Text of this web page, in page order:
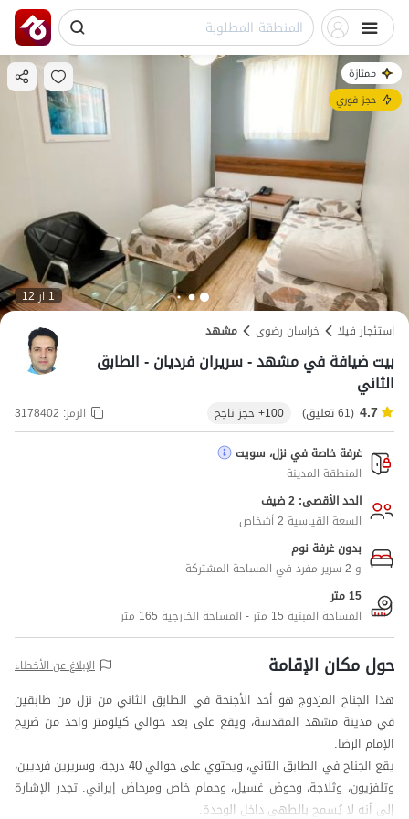
ممتازة
حجز فوري
1 از 12
استئجار فيلا
خراسان رضوی مشهد
بيت ضيافة في مشهد - سريران فرديان - الطابق
الثاني
4.7 (61 تعليق) 100+ حجز ناجح الرمز: 3178402
غرفة خاصة في نزل، سويت
المنطقة المدينة
الحد الأقصى: 2 ضيف
السعة القياسية 2 أشخاص
بدون غرفة نوم
و 2 سرير مفرد في المساحة المشتركة
15 متر
المساحة المبنية 15 متر - المساحة الخارجية 165 متر
حول مكان الإقامة الإبلاغ عن الأخطاء
هذا الجناح المزدوج هو أحد الأجنحة في الطابق الثاني من نزل من طابقين
في مدينة مشهد المقدسة، ويقع على بعد حوالي كيلومتر واحد من ضريح
الإمام الرضا.
يقع الجناح في الطابق الثاني، ويحتوي على حوالي 40 درجة، وسريرين فرديين،
وتلفزيون، وثلاجة، وحوض غسيل، وحمام خاص ومرحاض إيراني. تجدر الإشارة
إلى أنه لا يُسمح بالطهي داخل الوحدة.